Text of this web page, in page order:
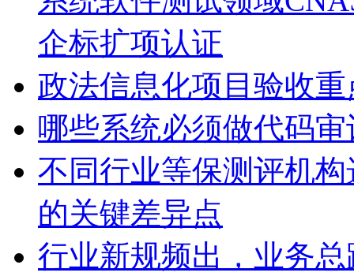
政法信息化项目验收
哪些系统必须做代码
不同行业等保测评机
的关键差异点
行业新规频出，业务